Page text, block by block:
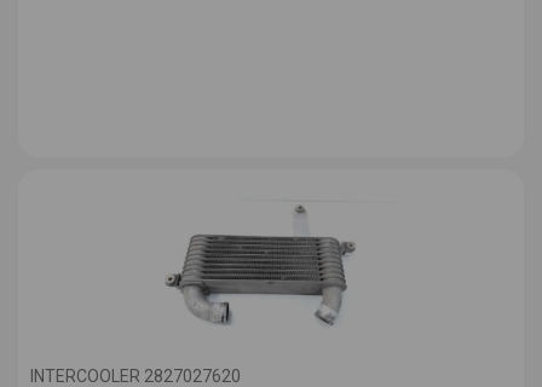
INTERCOOLER 2827027620